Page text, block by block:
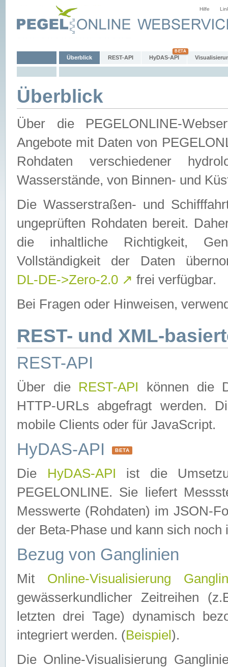
Hilfe
Überblick REST-API HyDAS-API
Überblick
Über die PEGELONLINE-
Angebote mit Daten von
Rohdaten verschiedener
Wasserstände, von Binnen- und
Die Wasserstraßen- und
ungeprüften Rohdaten bereit.
die inhaltliche Richtigkeit,
Vollständigkeit der Daten
DL-DE->Zero-2.0 ↗ frei verfügbar.
Bei Fragen oder Hinweisen,
REST- und XML-
REST-API
Über die REST-API können die
HTTP-URLs abgefragt werden.
mobile Clients oder für JavaScript.
HyDAS-API BETA
Die HyDAS-API ist die
PEGELONLINE. Sie liefert
Messwerte (Rohdaten) im JSON-
der Beta-Phase und kann sich noch
Bezug von Ganglinien
Mit Online-Visualisierung
gewässerkundlicher Zeitreihen
letzten drei Tage) dynamisch
integriert werden. (Beispiel ).
Die Online-Visualisierung